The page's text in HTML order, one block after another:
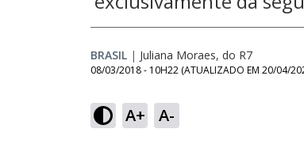
BRASIL | Juliana Moraes, do R7
08/03/2018 - 10H22 (ATUALIZADO EM 20/04/
A+ A-